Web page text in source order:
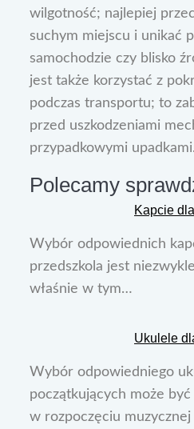
wilgotność; najlepiej
suchym miejscu i unikać
samochodzie czy blisko
jest także korzystać z
podczas transportu; to
przed uszkodzeniami
przypadkowymi upadkami.
Polecamy
Kapcie
Wybór odpowiednich
przedszkola jest
właśnie w tym…
Ukulele
Wybór odpowiedniego
początkujących może
w rozpoczęciu muzycznej